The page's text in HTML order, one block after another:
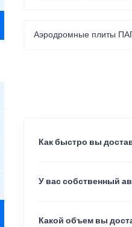
Аэродромные плиты
Как быстро вы
У вас собственный
Какой объем вы